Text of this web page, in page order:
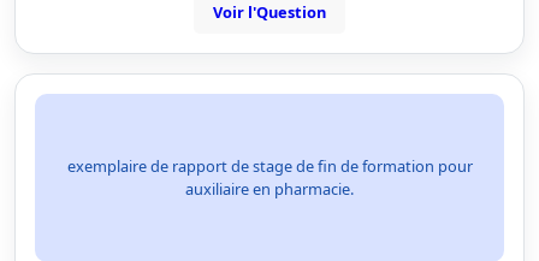
Voir l'Question
exemplaire de rapport de stage de fin de formation pour
auxiliaire en pharmacie.